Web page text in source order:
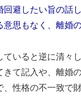
避したい旨の話
思もなく、離婚
いると逆に清々
て記入や、離婚
性格の不一致で